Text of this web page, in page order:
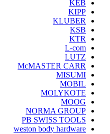
KEB
KIPP
KLUBER
KSB
KTR
L-com
LUTZ
McMASTER CARR
MISUMI
MOBIL
MOLYKOTE
MOOG
NORMA GROUP
PB SWISS TOOLS
weston body hardware